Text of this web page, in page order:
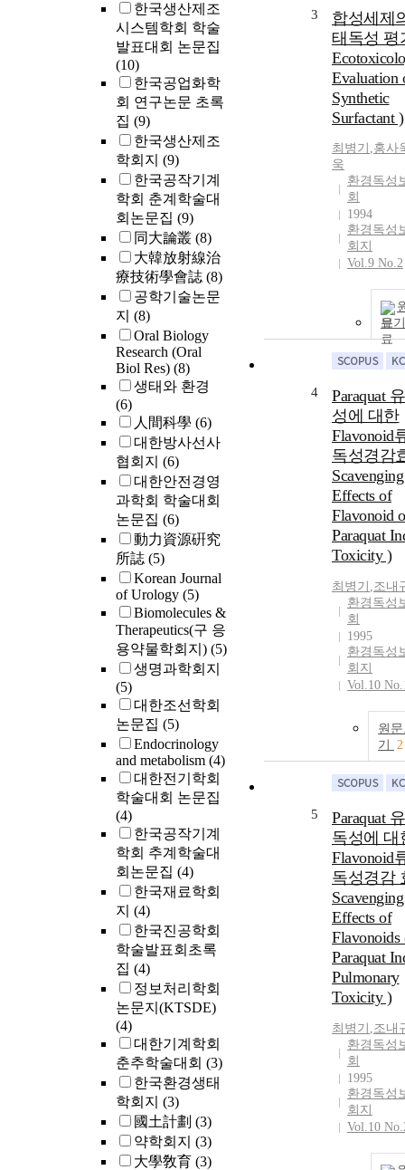
한국생산제조
시스템학회 학술
발표대회 논문집
(10)
한국공업화학
회 연구논문 초록
집 (9)
한국생산제조
학회지 (9)
한국공작기계
학회 춘계학술대
회논문집 (9)
同大論叢 (8)
大韓放射線治
療技術學會誌 (8)
공학기술논문
지 (8)
Oral Biology
Research (Oral
Biol Res) (8)
생태와 환경
(6)
人間科學 (6)
대한방사선사
협회지 (6)
대한안전경영
과학회 학술대회
논문집 (6)
動力資源硏究
所誌 (5)
Korean Journal
of Urology (5)
Biomolecules &
Therapeutics(구 응
용약물학회지) (5)
생명과학회지
(5)
대한조선학회
논문집 (5)
Endocrinology
and metabolism (4)
대한전기학회
학술대회 논문집
(4)
한국공작기계
학회 추계학술대
회논문집 (4)
한국재료학회
지 (4)
한국진공학회
학술발표회초록
집 (4)
정보처리학회
논문지(KTSDE)
(4)
대한기계학회
춘추학술대회 (3)
한국환경생태
학회지 (3)
國土計劃 (3)
약학회지 (3)
大學敎育 (3)
3
합성세제
태독성 평
Evaluation
Synthetic
Surfactant )
최병기 ,홍사
욱
환경독성
회
1994
환경독성
회지
Vol.9 No.2
보기
4
Paraquat
성에 대한
Flavonoid
독성경감
Scavenging
Effects of
Flavonoid
Paraquat
Toxicity )
최병기 ,조내
환경독성
회
1995
환경독성
회지
Vol.10
원
기
2
5
Paraquat
독성에 대
Flavonoid
독성경감
Scavenging
Effects of
Flavonoids
Paraquat
Pulmonary
Toxicity )
최병기 ,조내
환경독성
회
1995
환경독성
회지
Vol.10